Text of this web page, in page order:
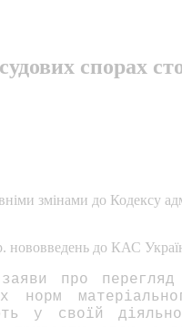
спорах
змінами до Кодексу
нововведень до КАС
про
у своїй